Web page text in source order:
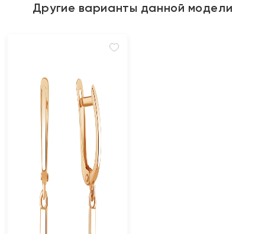
Другие варианты данной модели